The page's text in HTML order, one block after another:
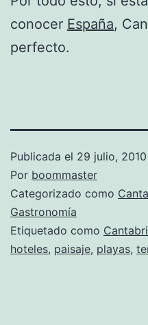
conocer España,
perfecto.
Publicada el 29 julio, 2010
Por boommaster
Categorizado como
Gastronomía
Etiquetado como
hoteles, paisaje, playas,